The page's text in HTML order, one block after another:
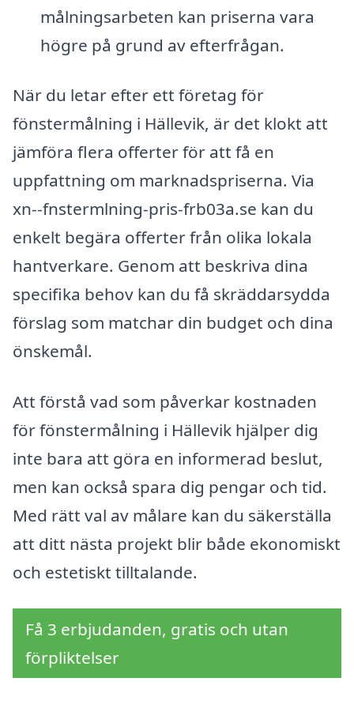
målningsarbeten kan priserna vara
högre på grund av efterfrågan.
När du letar efter ett företag för
fönstermålning i Hällevik, är det klokt att
jämföra flera offerter för att få en
uppfattning om marknadspriserna. Via
xn--fnstermlning-pris-frb03a.se kan du
enkelt begära offerter från olika lokala
hantverkare. Genom att beskriva dina
specifika behov kan du få skräddarsydda
förslag som matchar din budget och dina
önskemål.
Att förstå vad som påverkar kostnaden
för fönstermålning i Hällevik hjälper dig
inte bara att göra en informerad beslut,
men kan också spara dig pengar och tid.
Med rätt val av målare kan du säkerställa
att ditt nästa projekt blir både ekonomiskt
och estetiskt tilltalande.
Få 3 erbjudanden, gratis och utan
förpliktelser